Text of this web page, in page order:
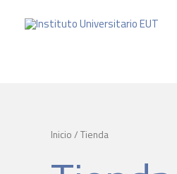
Inicio/ Tienda